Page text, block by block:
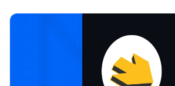
механики Dance-to-Earn, социальному
развитию экономики создателей.